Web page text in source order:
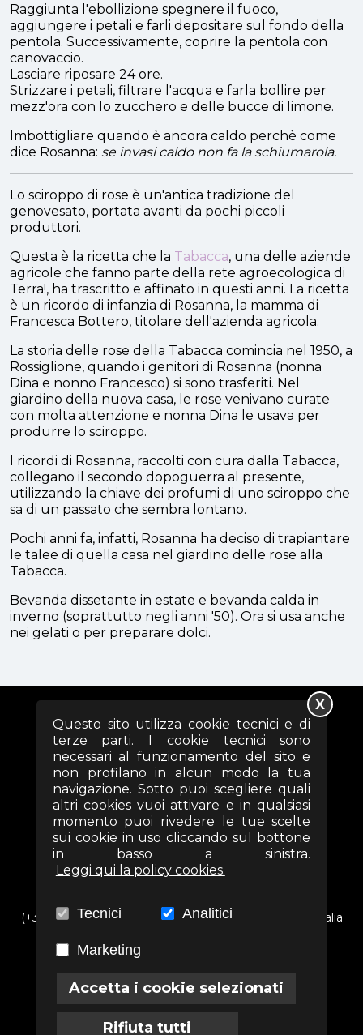
Raggiunta l'ebollizione spegnere il fuoco,
aggiungere i petali e farli depositare sul fondo della
pentola. Successivamente, coprire la pentola con
canovaccio.
Lasciare riposare 24 ore.
Strizzare i petali, filtrare l'acqua e farla bollire per
mezz'ora con lo zucchero e delle bucce di limone.
Imbottigliare quando è ancora caldo perchè come
dice Rosanna: se invasi caldo non fa la schiumarola.
Lo sciroppo di rose è un'antica tradizione del
genovesato, portata avanti da pochi piccoli
produttori.
Questa è la ricetta che la Tabacca, una delle aziende
agricole che fanno parte della rete agroecologica di
Terra!, ha trascritto e affinato in questi anni. La ricetta
è un ricordo di infanzia di Rosanna, la mamma di
Francesca Bottero, titolare dell'azienda agricola.
La storia delle rose della Tabacca comincia nel 1950, a
Rossiglione, quando i genitori di Rosanna (nonna
Dina e nonno Francesco) si sono trasferiti. Nel
giardino della nuova casa, le rose venivano curate
con molta attenzione e nonna Dina le usava per
produrre lo sciroppo.
I ricordi di Rosanna, raccolti con cura dalla Tabacca,
collegano il secondo dopoguerra al presente,
utilizzando la chiave dei profumi di uno sciroppo che
sa di un passato che sembra lontano.
Pochi anni fa, infatti, Rosanna ha deciso di trapiantare
le talee di quella casa nel giardino delle rose alla
Tabacca.
Bevanda dissetante in estate e bevanda calda in
inverno (soprattutto negli anni '50). Ora si usa anche
nei gelati o per preparare dolci.
(+39) 06 69352313 - Via Arezzo n. 18 - 00161- Roma - Italia
info@associazioneterra.it
SEGUICI SUI SOCIAL
Questo sito utilizza cookie tecnici e di
terze parti. I cookie tecnici sono
necessari al funzionamento del sito e
non profilano in alcun modo la tua
navigazione. Sotto puoi scegliere quali
altri cookies vuoi attivare e in qualsiasi
momento puoi rivedere le tue scelte
sui cookie in uso cliccando sul bottone
in basso a sinistra.
Leggi qui la policy cookies.
Tecnici Analitici
Marketing
Accetta i cookie selezionati
Rifiuta tutti
X